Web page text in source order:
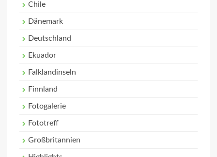
Chile
Dänemark
Deutschland
Ekuador
Falklandinseln
Finnland
Fotogalerie
Fototreff
Großbritannien